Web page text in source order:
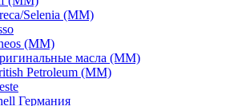
Selenia (ММ)
(ММ)
масла (ММ)
Petroleum (ММ)
Германия